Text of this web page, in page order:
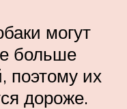
могут
больше
поэтому их
дороже.